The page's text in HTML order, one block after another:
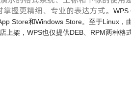
握更精细、专业的表达方式。
WPS
Store和Windows Store。至于Linux，
上架，WPS也仅提供DEB、RPM两种格